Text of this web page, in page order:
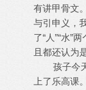
有讲甲骨文
与引申义，
了“人”“水”
且都还认为
孩子今天
上了乐高课